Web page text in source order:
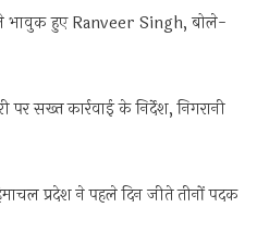
भावुक हुए Ranveer Singh, बोले-
सख्त कार्रवाई के निर्देश, निगरानी
प्रदेश ने पहले दिन जीते तीनों पदक